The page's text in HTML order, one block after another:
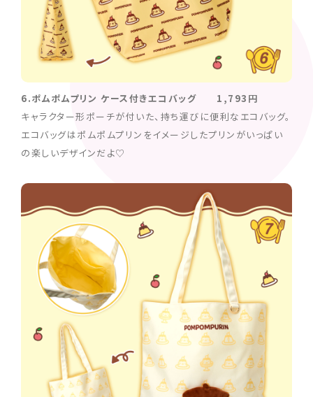
6.ポムポムプリン ケース付きエコバッグ 1,793円
キャラクター形ポーチが付いた、持ち運びに便利なエコバッグ。
エコバッグはポムポムプリンをイメージしたプリンがいっぱい
の楽しいデザインだよ♡